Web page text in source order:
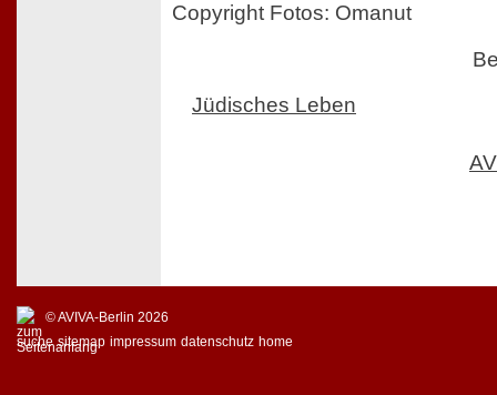
Copyright Fotos: Omanut
Jüdisches Leben
© AVIVA-Berlin 2026
suche sitemap impressum datenschutz home